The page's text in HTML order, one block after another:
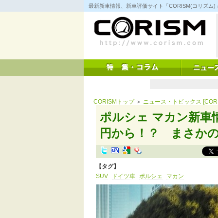
コ
ン
キ
ッ
最新新車情報、新車評価サイト「CORISM(コリズム
CORISMトップ＞ ニュース・トピックス
ポルシェ マカン新車
円から！？ まさか
【タグ】
SUV
ドイツ車 ポルシェ マカン